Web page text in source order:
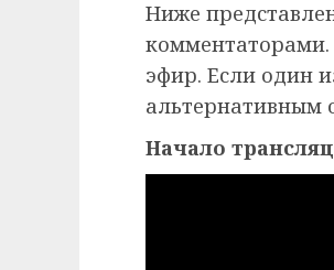
Ниже
эфир. Если один
альтернативным
Начало